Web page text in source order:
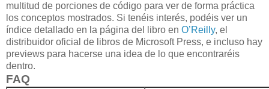
multitud de porciones de código para ver de forma práctica
los conceptos mostrados. Si tenéis interés, podéis ver un
índice detallado en la página del libro en O’Reilly, el
distribuidor oficial de libros de Microsoft Press, e incluso hay
previews para hacerse una idea de lo que encontraréis
dentro.
FAQ